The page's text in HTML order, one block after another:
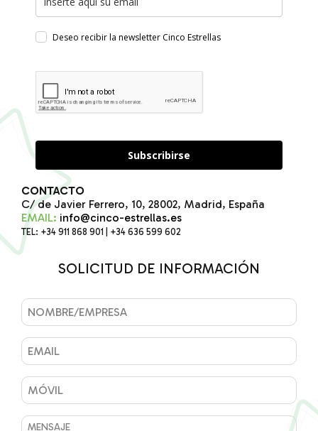
Deseo recibir la newsletter Cinco Estrellas
Subscribirse
CONTACTO
C/ de Javier Ferrero, 10, 28002, Madrid, España
EMAIL: info@cinco-estrellas.es
TEL: +34 911 868 901 | +34 636 599 602
SOLICITUD DE INFORMACIÓN